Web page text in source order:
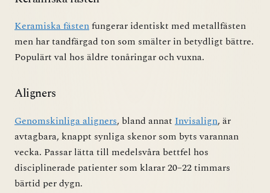
Keramiska fästenfungerar identiskt med metallfästen
men har tandfärgad ton som smälter in betydligt bättre.
Populärt val hos äldre tonåringar och vuxna.
Aligners
Genomskinliga aligners, bland annat Invisalign, är
avtagbara, knappt synliga skenor som byts varannan
vecka. Passar lätta till medelsvåra bettfel hos
disciplinerade patienter som klarar 20–22 timmars
bärtid per dygn.